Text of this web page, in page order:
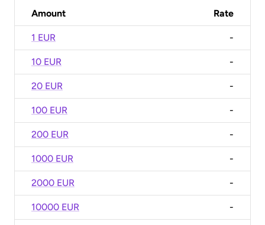
Amount Rate
1 EUR -
10 EUR -
20 EUR -
100 EUR -
200 EUR -
1000 EUR -
2000 EUR -
10000 EUR -